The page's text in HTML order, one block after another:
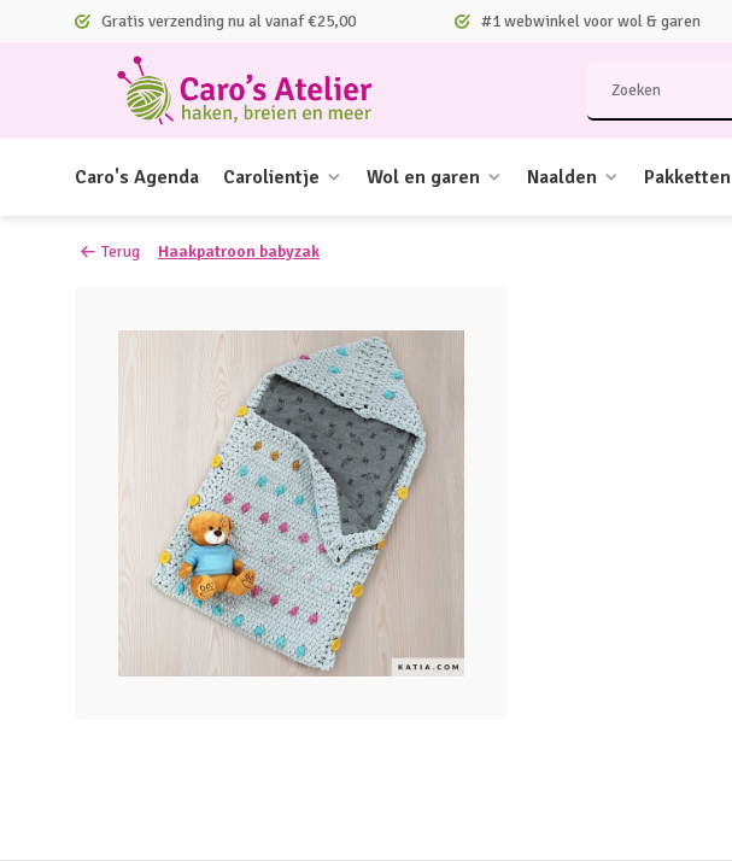
Gratis verzending nu al vanaf €25,00 #1 webwinkel voor wol & garen
Caro's Agenda Carolientje Wol en garen Naalden Pakketten
Terug Haakpatroon babyzak